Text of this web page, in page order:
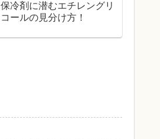
保冷剤に潜むエチレングリ
コールの見分け方！